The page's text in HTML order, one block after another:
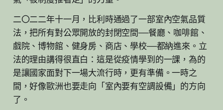
二〇二二年十一月，比利時通過了一部室內空氣品質
法，把所有對公眾開放的封閉空間——餐廳、咖啡館、
戲院、博物館、健身房、商店、學校——都納進來。立
法的理由講得很直白：這是從疫情學到的一課，為的
是讓國家面對下一場大流行時，更有準備。一時之
間，好像歐洲也要走向「室內要有空調設備」的方向
了。